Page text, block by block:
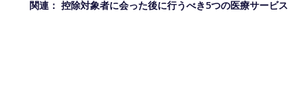
関連： 控除対象者に会った後に行うべき5つの医療サービス